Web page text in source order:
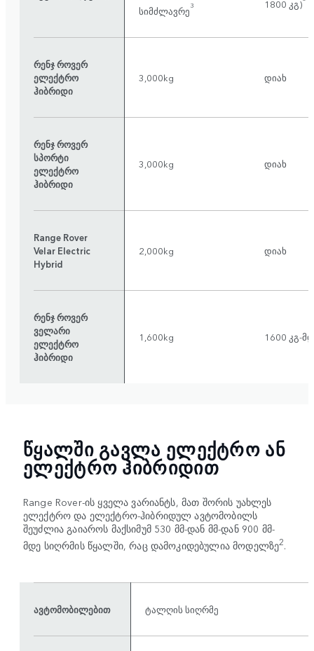
სიმძლავრე3
1800 კგ)
რენჯ როვერ
ელექტრო
ჰიბრიდი
3,000kg დიახ
რენჯ როვერ
სპორტი
ელექტრო
ჰიბრიდი
3,000kg დიახ
Range Rover
Velar Electric
Hybrid
2,000kg დიახ
რენჯ როვერ
ველარი
ელექტრო
ჰიბრიდი
1,600kg 1600 კგ-
ᲬᲧᲐᲚᲨᲘ ᲒᲐᲕᲚᲐ ᲔᲚᲔᲥᲢᲠᲝ ᲐᲜ
ᲔᲚᲔᲥᲢᲠᲝ ᲰᲘᲑᲠᲘᲓᲘᲗ
Range Rover-ის ყველა ვარიანტს, მათ შორის უახლეს
ელექტრო და ელექტრო-ჰიბრიდულ ავტომობილს
შეუძლია გაიაროს მაქსიმუმ 530 მმ-დან მმ-დან 900 მმ-
მდე სიღრმის წყალში, რაც დამოკიდებულია მოდელზე2.
ავტომობილებით ტალღის სიღრმე